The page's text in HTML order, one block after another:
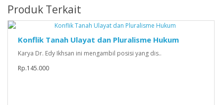
Produk Terkait
Konflik Tanah Ulayat dan Pluralisme Hukum
Karya Dr. Edy Ikhsan ini mengambil posisi yang dis..
Rp.145.000